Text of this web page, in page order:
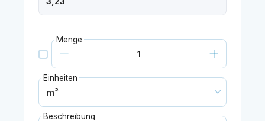
Menge
Einheiten
Beschreibung